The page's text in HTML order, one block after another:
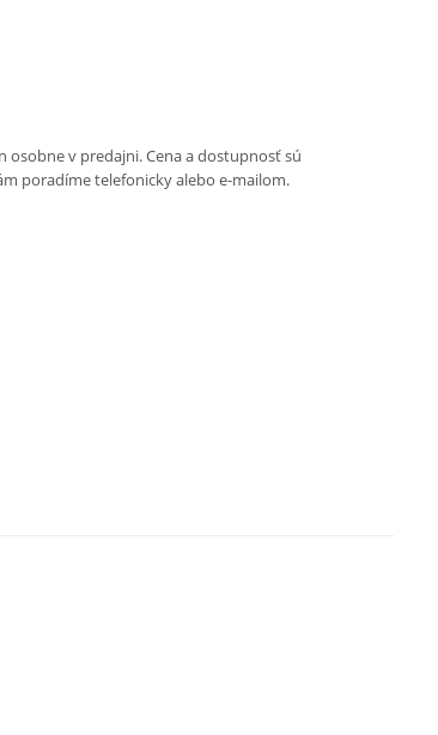
osobne v predajni. Cena a dostupnosť sú
poradíme telefonicky alebo e-mailom.